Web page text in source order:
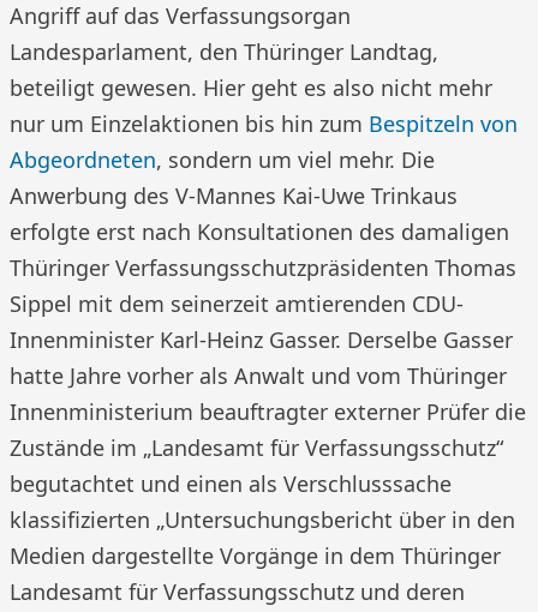
Angriff auf das Verfassungsorgan
Landesparlament, den Thüringer Landtag,
beteiligt gewesen. Hier geht es also nicht mehr
nur um Einzelaktionen bis hin zum Bespitzeln von
Abgeordneten, sondern um viel mehr. Die
Anwerbung des V-Mannes Kai-Uwe Trinkaus
erfolgte erst nach Konsultationen des damaligen
Thüringer Verfassungsschutzpräsidenten Thomas
Sippel mit dem seinerzeit amtierenden CDU-
Innenminister Karl-Heinz Gasser. Derselbe Gasser
hatte Jahre vorher als Anwalt und vom Thüringer
Innenministerium beauftragter externer Prüfer die
Zustände im „Landesamt für Verfassungsschutz“
begutachtet und einen als Verschlusssache
klassifizierten „Untersuchungsbericht über in den
Medien dargestellte Vorgänge in dem Thüringer
Landesamt für Verfassungsschutz und deren